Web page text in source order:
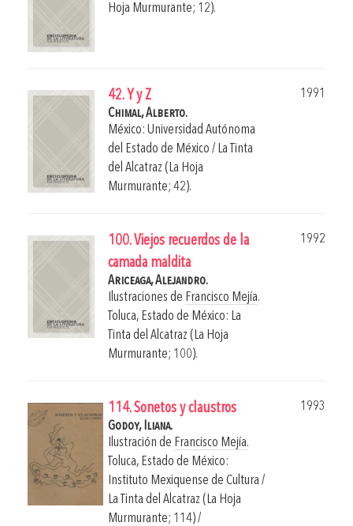
Hoja Murmurante; 12).
42. Y y Z
1991
Chimal, Alberto.
México: Universidad Autónoma
del Estado de México / La Tinta
del Alcatraz (La Hoja
Murmurante; 42).
100. Viejos recuerdos de la
camada maldita
1992
Ariceaga, Alejandro.
Ilustraciones de Francisco Mejía.
Toluca, Estado de México: La
Tinta del Alcatraz (La Hoja
Murmurante; 100).
114. Sonetos y claustros
1993
Godoy, Iliana.
Ilustración de Francisco Mejía.
Toluca, Estado de México:
Instituto Mexiquense de Cultura /
La Tinta del Alcatraz (La Hoja
Murmurante; 114) /